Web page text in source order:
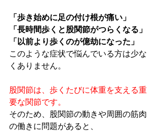
「歩き始めに足の付け根が痛い」
「長時間歩くと股関節がつらくなる」
「以前より歩くのが億劫になった」
このような症状で悩んでいる方は少な
くありません。
股関節は、歩くたびに体重を支える重
要な関節です。
そのため、股関節の動きや周囲の筋肉
の働きに問題があると、